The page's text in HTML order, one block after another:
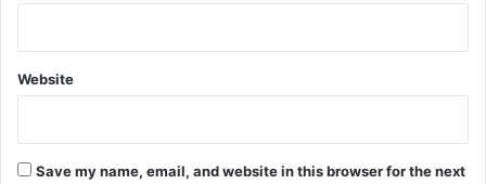
Website
Save my name, email, and website in this browser for the next